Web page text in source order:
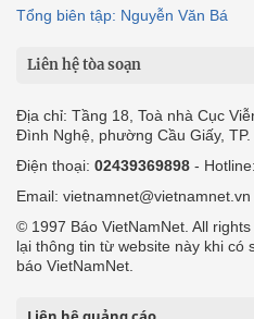
Tổng biên tập: Nguyễn Văn Bá
Liên hệ tòa soạn
Địa chỉ: Tầng 18, Toà nhà Cục
Đình Nghệ, phường Cầu Giấy, TP.
Điện thoại: 02439369898 - Hotline:
Email: vietnamnet@vietnamnet.vn
© 1997 Báo VietNamNet. All
lại thông tin từ website này khi có
báo VietNamNet.